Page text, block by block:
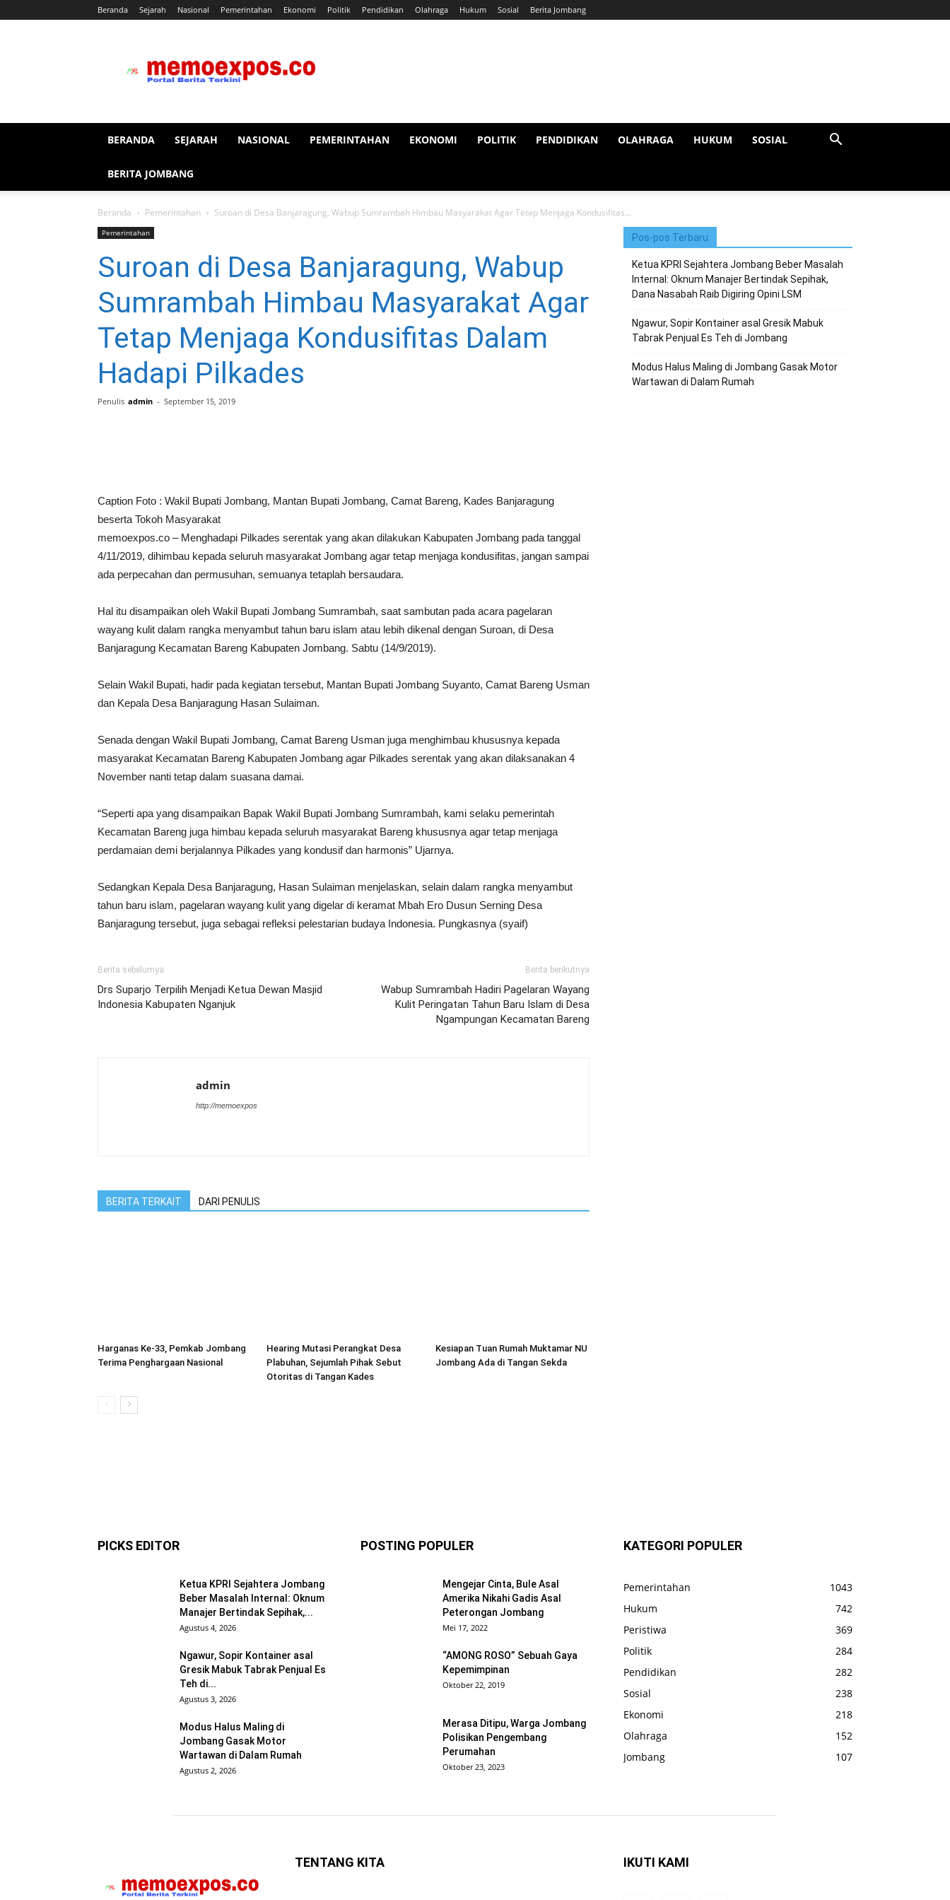
Beranda Sejarah Nasional Pemerintahan Ekonomi Politik Pendidikan Olahraga Hukum Sosial Berita Jombang
BERANDA SEJARAH NASIONAL PEMERINTAHAN EKONOMI POLITIK PENDIDIKAN OLAHRAGA HUKUM SOSIAL
BERITA JOMBANG
Beranda Pemerintahan Suroan di Desa Banjaragung, Wabup Sumrambah Himbau Masyarakat Agar Tetap Menjaga Kondusifitas...
Pemerintahan
Suroan di Desa Banjaragung, Wabup
Sumrambah Himbau Masyarakat Agar
Tetap Menjaga Kondusifitas Dalam
Hadapi Pilkades
Penulis admin - September 15, 2019
Caption Foto : Wakil Bupati Jombang, Mantan Bupati Jombang, Camat Bareng, Kades Banjaragung
beserta Tokoh Masyarakat
memoexpos.co – Menghadapi Pilkades serentak yang akan dilakukan Kabupaten Jombang pada tanggal
4/11/2019, dihimbau kepada seluruh masyarakat Jombang agar tetap menjaga kondusifitas, jangan sampai
ada perpecahan dan permusuhan, semuanya tetaplah bersaudara.
Hal itu disampaikan oleh Wakil Bupati Jombang Sumrambah, saat sambutan pada acara pagelaran
wayang kulit dalam rangka menyambut tahun baru islam atau lebih dikenal dengan Suroan, di Desa
Banjaragung Kecamatan Bareng Kabupaten Jombang. Sabtu (14/9/2019).
Selain Wakil Bupati, hadir pada kegiatan tersebut, Mantan Bupati Jombang Suyanto, Camat Bareng Usman
dan Kepala Desa Banjaragung Hasan Sulaiman.
Senada dengan Wakil Bupati Jombang, Camat Bareng Usman juga menghimbau khususnya kepada
masyarakat Kecamatan Bareng Kabupaten Jombang agar Pilkades serentak yang akan dilaksanakan 4
November nanti tetap dalam suasana damai.
“Seperti apa yang disampaikan Bapak Wakil Bupati Jombang Sumrambah, kami selaku pemerintah
Kecamatan Bareng juga himbau kepada seluruh masyarakat Bareng khususnya agar tetap menjaga
perdamaian demi berjalannya Pilkades yang kondusif dan harmonis” Ujarnya.
Sedangkan Kepala Desa Banjaragung, Hasan Sulaiman menjelaskan, selain dalam rangka menyambut
tahun baru islam, pagelaran wayang kulit yang digelar di keramat Mbah Ero Dusun Serning Desa
Banjaragung tersebut, juga sebagai refleksi pelestarian budaya Indonesia. Pungkasnya (syaif)
Berita sebelumya
Drs Suparjo Terpilih Menjadi Ketua Dewan Masjid
Indonesia Kabupaten Nganjuk
Berita berikutnya
Wabup Sumrambah Hadiri Pagelaran Wayang
Kulit Peringatan Tahun Baru Islam di Desa
Ngampungan Kecamatan Bareng
admin
http://memoexpos
BERITA TERKAIT DARI PENULIS
Harganas Ke-33, Pemkab Jombang
Terima Penghargaan Nasional
Hearing Mutasi Perangkat Desa
Plabuhan, Sejumlah Pihak Sebut
Otoritas di Tangan Kades
Kesiapan Tuan Rumah Muktamar NU
Jombang Ada di Tangan Sekda
Pos-pos Terbaru
Ketua KPRI Sejahtera Jombang Beber Masalah
Internal: Oknum Manajer Bertindak Sepihak,
Dana Nasabah Raib Digiring Opini LSM
Ngawur, Sopir Kontainer asal Gresik Mabuk
Tabrak Penjual Es Teh di Jombang
Modus Halus Maling di Jombang Gasak Motor
Wartawan di Dalam Rumah
PICKS EDITOR
Ketua KPRI Sejahtera Jombang
Beber Masalah Internal: Oknum
Manajer Bertindak Sepihak,...
Agustus 4, 2026
Ngawur, Sopir Kontainer asal
Gresik Mabuk Tabrak Penjual Es
Teh di...
Agustus 3, 2026
Modus Halus Maling di
Jombang Gasak Motor
Wartawan di Dalam Rumah
Agustus 2, 2026
POSTING POPULER
Mengejar Cinta, Bule Asal
Amerika Nikahi Gadis Asal
Peterongan Jombang
Mei 17, 2022
“AMONG ROSO” Sebuah Gaya
Kepemimpinan
Oktober 22, 2019
Merasa Ditipu, Warga Jombang
Polisikan Pengembang
Perumahan
Oktober 23, 2023
KATEGORI POPULER
Pemerintahan
1043
Hukum
742
Peristiwa
369
Politik
284
Pendidikan
282
Sosial
238
Ekonomi
218
Olahraga
152
Jombang
107
TENTANG KITA IKUTI KAMI